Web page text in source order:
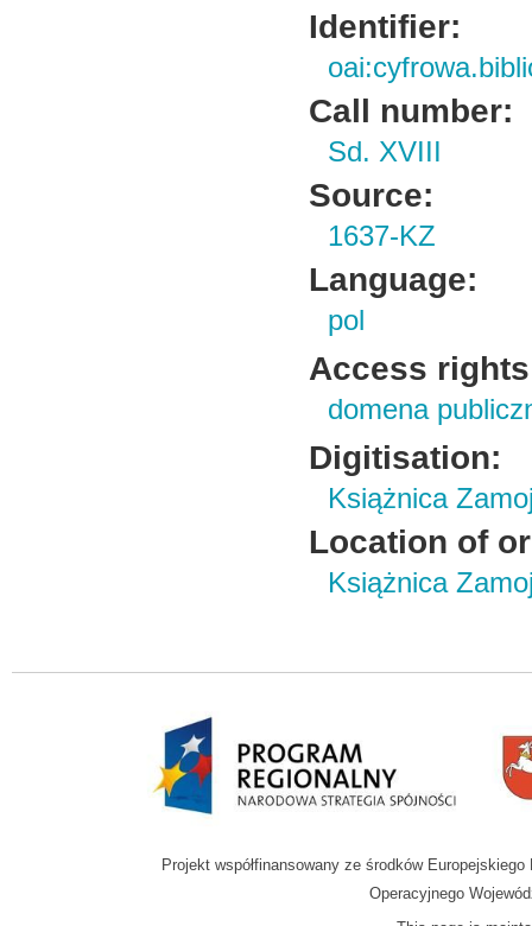
Identifier:
Call number:
Sd. XVIII
Source:
1637-KZ
Language:
pol
Access
domena
Digitisation:
Książnica
Location of
Książnica
Projekt współfinansowany ze środków
Operacyjnego